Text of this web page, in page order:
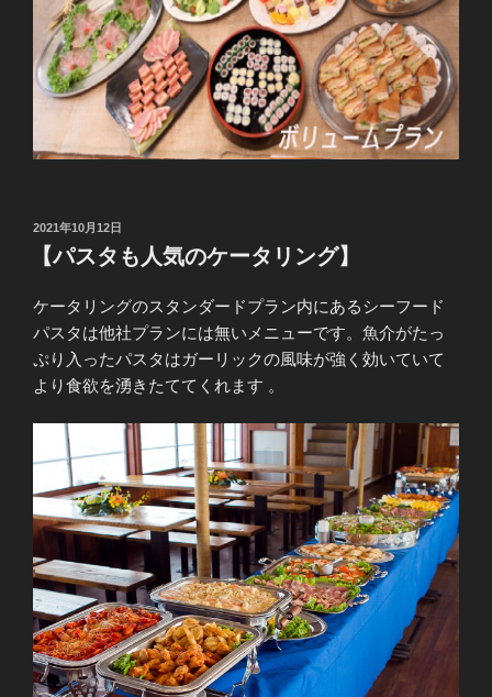
投
日:
2021年10月12日
【パスタも人気のケータリング】
ケータリングのスタンダードプラン内にあるシーフード
パスタは他社プランには無いメニューです。魚介がたっ
ぷり入ったパスタはガーリックの風味が強く効いていて
より食欲を湧きたててくれます 。